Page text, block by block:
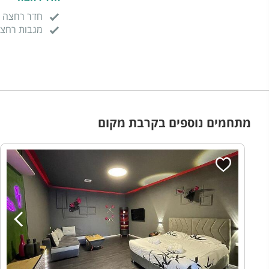
חדר רחצה
מגבות
מתחמים נוספים בקרבת מקום